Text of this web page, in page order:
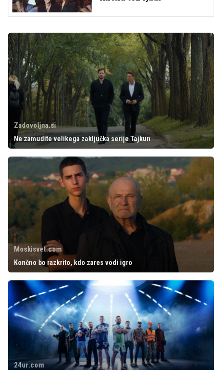
Zadovoljna.si
Ne zamudite velikega zaključka serije Tajkun
Moskisvet.com
Končno bo razkrito, kdo zares vodi igro
24ur.com